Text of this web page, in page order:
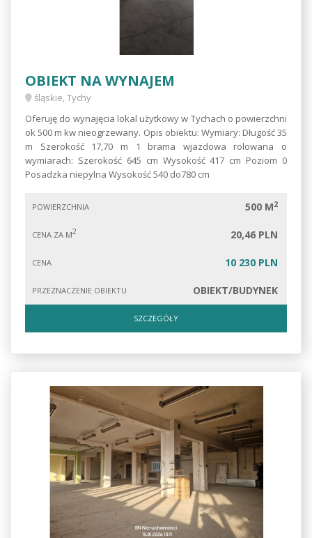
OBIEKT NA WYNAJEM
śląskie, Tychy
Oferuję do wynajęcia lokal użytkowy w Tychach o powierzchni
ok 500 m kw nieogrzewany. Opis obiektu: Wymiary: Długość 35
m Szerokość 17,70 m 1 brama wjazdowa rolowana o
wymiarach: Szerokość 645 cm Wysokość 417 cm Poziom 0
Posadzka niepylna Wysokość 540 do780 cm
POWIERZCHNIA 500 M2
CENA ZA M2 20,46 PLN
CENA 10 230 PLN
PRZEZNACZENIE OBIEKTU OBIEKT/BUDYNEK
SZCZEGÓŁY